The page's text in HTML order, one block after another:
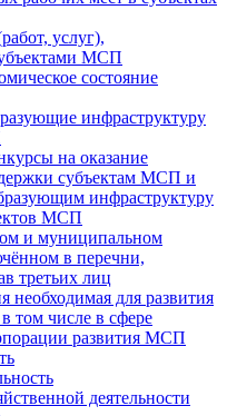
услуг),
МСП
состояние
инфраструктуру
на оказание
субъектам МСП и
инфраструктуру
МСП
и муниципальном
в перечни,
третьих лиц
необходимая для развития
том числе в сфере
развития МСП
деятельности